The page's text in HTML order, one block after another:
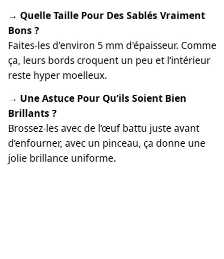
→ Quelle Taille Pour Des Sablés Vraiment
Bons ?
Faites-les d'environ 5 mm d'épaisseur. Comme
ça, leurs bords croquent un peu et l’intérieur
reste hyper moelleux.
→ Une Astuce Pour Qu’ils Soient Bien
Brillants ?
Brossez-les avec de l’œuf battu juste avant
d’enfourner, avec un pinceau, ça donne une
jolie brillance uniforme.